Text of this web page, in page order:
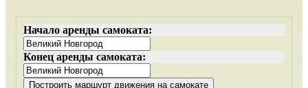
Начало аренды самоката:
Конец аренды самоката: